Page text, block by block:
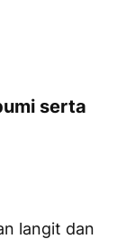
serta
langit dan